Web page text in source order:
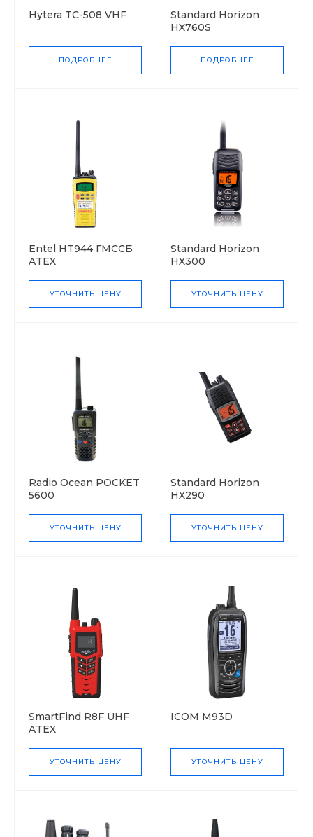
Hytera TC-508 VHF
ПОДРОБНЕЕ
Standard Horizon
HX760S
ПОДРОБНЕЕ
Entel HT944 ГМССБ
ATEX
УТОЧНИТЬ ЦЕНУ
Standard Horizon
HX300
УТОЧНИТЬ ЦЕНУ
Radio Ocean POCKET
5600
УТОЧНИТЬ ЦЕНУ
Standard Horizon
HX290
УТОЧНИТЬ ЦЕНУ
SmartFind R8F UHF
ATEX
УТОЧНИТЬ ЦЕНУ
ICOM M93D
УТОЧНИТЬ ЦЕНУ